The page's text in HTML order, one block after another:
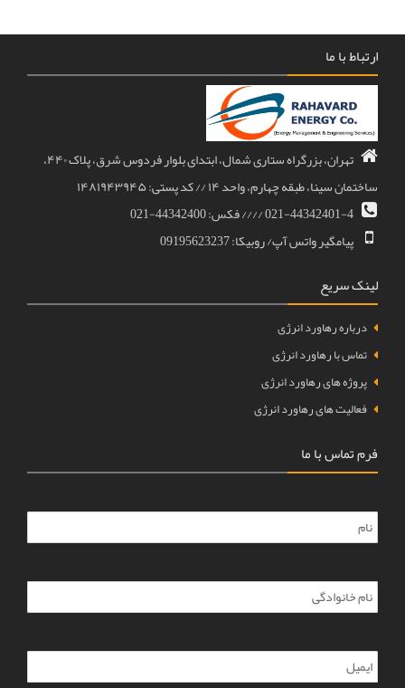
ارتباط با ما
تهران، بزرگراه ستاری شمال، ابتدای بلوار فردوس شرق، پلاک ۴۴۰،
ساختمان سینا، طبقه چهارم، واحد ۱۴ // کد پستی: ۱۴۸۱۹۴۳۹۴۵
021-44342401-4 //// فکس: 44342400-021
پیامگیر واتس آپ/ روبیکا: 09195623237
لینک سریع
درباره رهاورد انرژی
تماس با رهاورد انرژی
پروژه های رهاورد انرژی
فعالیت های رهاورد انرژی
فرم تماس با ما